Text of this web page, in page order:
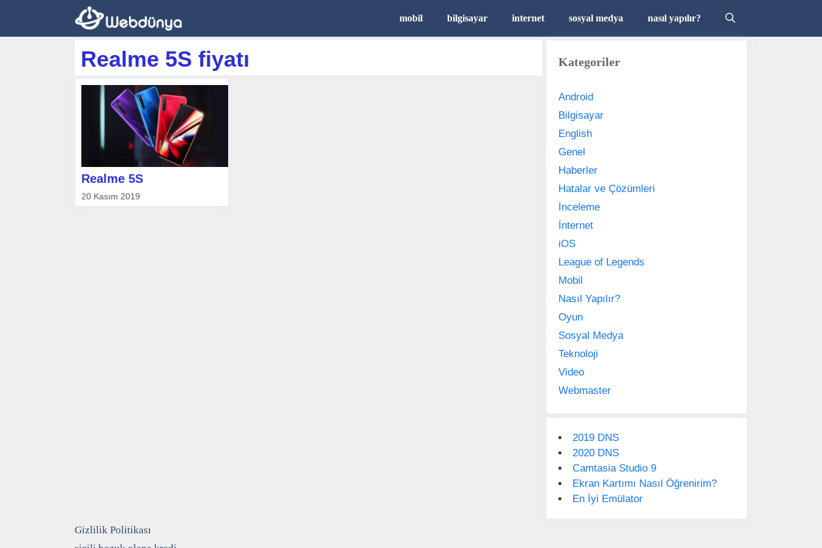
mobil bilgisayar internet sosyal medya nasıl yapılır?
Realme 5S fiyatı
Realme 5S
20 Kasım 2019
Kategoriler
Android
Bilgisayar
English
Genel
Haberler
Hatalar ve Çözümleri
İnceleme
İnternet
iOS
League of Legends
Mobil
Nasıl Yapılır?
Oyun
Sosyal Medya
Teknoloji
Video
Webmaster
2019 DNS
2020 DNS
Camtasia Studio 9
Ekran Kartımı Nasıl Öğrenirim?
En İyi Emülator
Gizlilik Politikası